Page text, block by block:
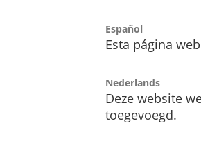
Español
Esta página
Nederlands
Deze website
toegevoegd.